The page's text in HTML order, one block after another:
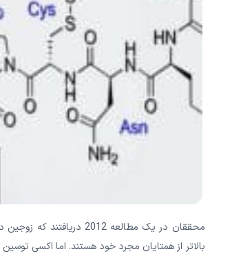
محققان در یک مطالعه
بالاتر از همتایان مجرد خود هستند. اما اکسی